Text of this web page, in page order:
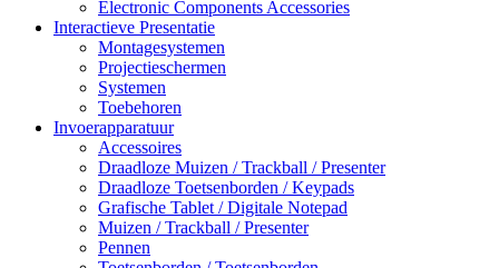
Electronic Components Accessories
Interactieve Presentatie
Montagesystemen
Projectieschermen
Systemen
Toebehoren
Invoerapparatuur
Accessoires
Draadloze Muizen / Trackball / Presenter
Draadloze Toetsenborden / Keypads
Grafische Tablet / Digitale Notepad
Muizen / Trackball / Presenter
Pennen